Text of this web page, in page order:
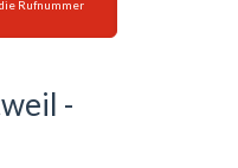
Rufnummer
-